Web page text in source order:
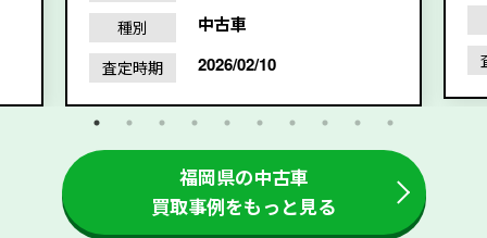
種別 中古車
査定時期 2026/02/10
福岡県の中古車
買取事例をもっと見る